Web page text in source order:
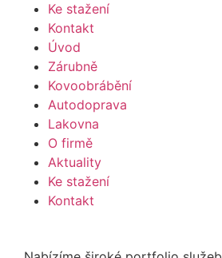
Ke stažení
Kontakt
Úvod
Zárubně
Kovoobrábění
Autodoprava
Lakovna
O firmě
Aktuality
Ke stažení
Kontakt